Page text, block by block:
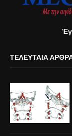
ΤΕΛΕΥΤΑΊΑ